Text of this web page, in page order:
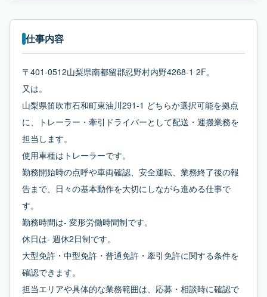
仕事内容
〒401-0512山梨県南都留郡忍野村内野4268-1 2F。
又は。
山梨県笛吹市石和町東油川291-1 どちらか選択可能を拠点
に、トレーラー・牽引ドライバーとして配送・運搬業務を
担当します。
使用車種はトレーラーです。
勤務開始時の点呼や車両確認、安全運転、業務終了後の報
告まで、日々の基本動作を大切にしながら進める仕事で
す。
勤務時間は- 変形労働時間制です。
休日は- 週休2日制です。
大型免許・中型免許・普通免許・牽引免許に関する条件を
確認できます。
担当エリアや具体的な業務範囲は、応募・相談時に確認で